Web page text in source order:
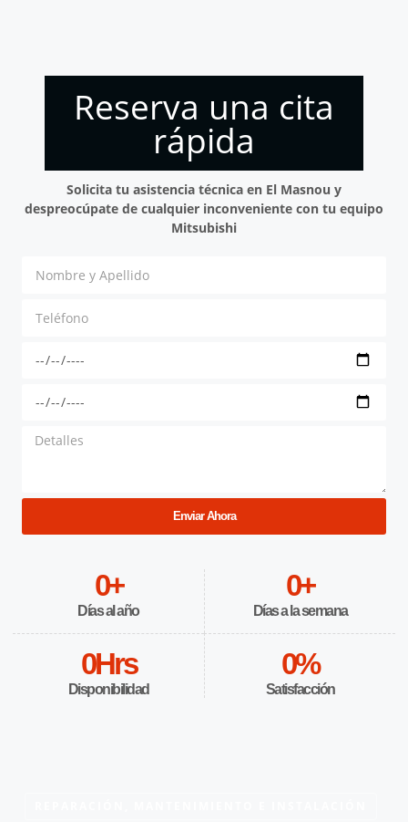
Reserva una cita
rápida
Solicita tu asistencia técnica en El Masnou y
despreocúpate de cualquier inconveniente con tu equipo
Mitsubishi
Enviar Ahora
Días al año
0+
Días a la semana
0+
Disponibilidad
0Hrs
Satisfacción
0%